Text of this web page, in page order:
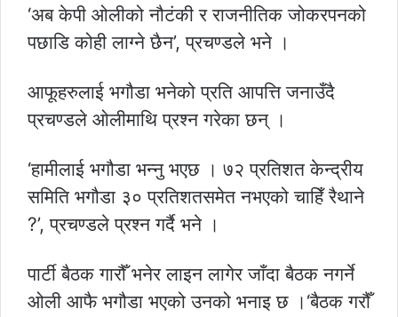
‘अब केपी ओलीको नौटंकी र राजनीतिक जोकरपनको
पछाडि कोही लाग्ने छैन’, प्रचण्डले भने ।
आफूहरुलाई भगौडा भनेको प्रति आपत्ति जनाउँदै
प्रचण्डले ओलीमाथि प्रश्न गरेका छन् ।
‘हामीलाई भगौडा भन्नु भएछ । ७२ प्रतिशत केन्द्रीय
समिति भगौडा ३० प्रतिशतसमेत नभएको चाहिँ रैथाने
?’, प्रचण्डले प्रश्न गर्दै भने ।
पार्टी बैठक गारौँ भनेर लाइन लागेर जाँदा बैठक नगर्ने
ओली आफै भगौडा भएको उनको भनाइ छ ।‘बैठक गरौँ